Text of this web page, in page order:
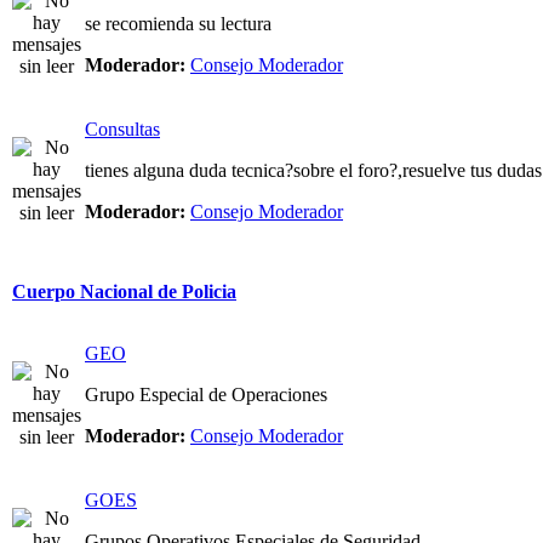
se recomienda su lectura
Moderador: Consejo Moderador
Consultas
tienes alguna duda tecnica?sobre el foro?,resuelve tus
Moderador: Consejo Moderador
Cuerpo Nacional de Policia
GEO
Grupo Especial de Operaciones
Moderador: Consejo Moderador
GOES